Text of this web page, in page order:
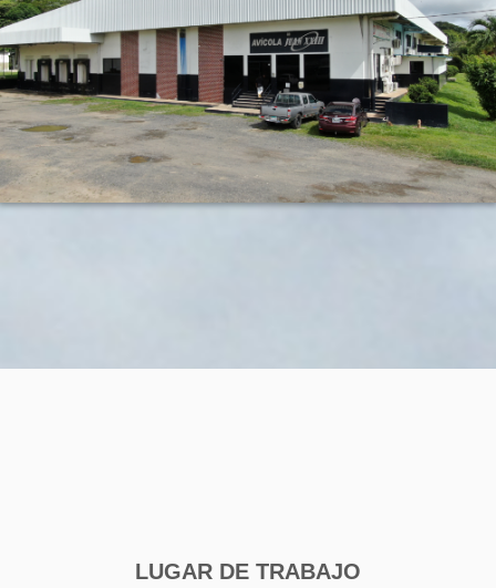
LUGAR DE TRABAJO